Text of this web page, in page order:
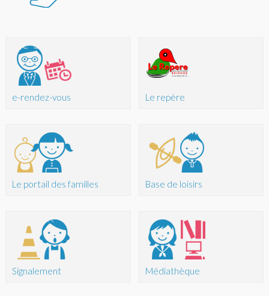
e-rendez-vous
Le portail des familles
Signalement
Le repère
Base de loisirs
Médiathèque